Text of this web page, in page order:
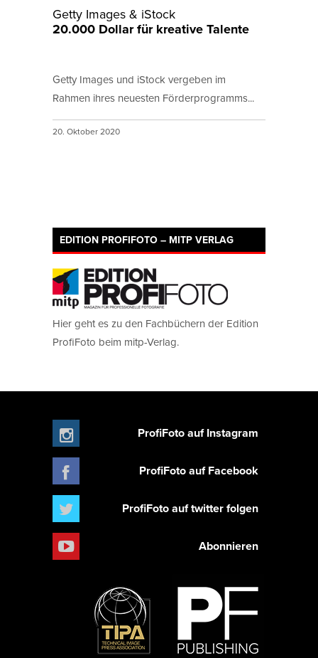
Getty Images & iStock
20.000 Dollar für kreative Talente
Getty Images und iStock vergeben im
Rahmen ihres neuesten Förderprogramms...
20. Oktober 2020
EDITION PROFIFOTO – MITP VERLAG
Hier geht es zu den Fachbüchern der Edition
ProfiFoto beim mitp-Verlag.
ProfiFoto auf Instagram
ProfiFoto auf Facebook
ProfiFoto auf twitter folgen
Abonnieren